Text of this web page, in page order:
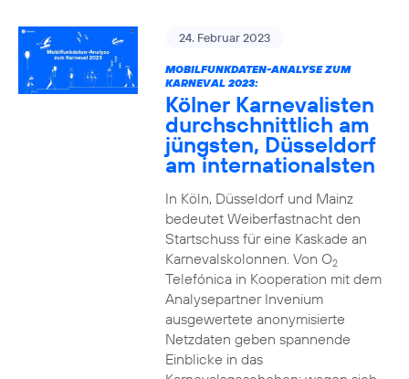
24. Februar 2023
MOBILFUNKDATEN-ANALYSE ZUM
KARNEVAL 2023:
Kölner Karnevalisten
durchschnittlich am
jüngsten, Düsseldorf
am internationalsten
In Köln, Düsseldorf und Mainz
bedeutet Weiberfastnacht den
Startschuss für eine Kaskade an
Karnevalskolonnen. Von O2
Telefónica in Kooperation mit dem
Analysepartner Invenium
ausgewertete anonymisierte
Netzdaten geben spannende
Einblicke in das